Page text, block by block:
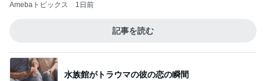
Amebaトピックス 1日前
記事を読む
水族館がトラウマの彼の恋の瞬間